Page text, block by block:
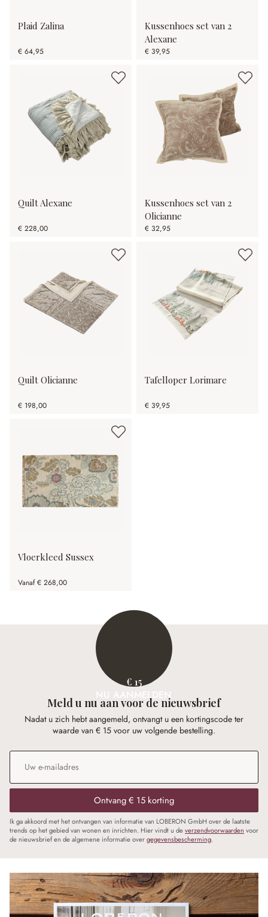
Plaid Zalina
€ 64,95
Kussenhoes set van 2
Alexane
€ 39,95
Quilt Alexane
€ 228,00
Kussenhoes set van 2
Olicianne
€ 32,95
Quilt Olicianne
€ 198,00
Tafelloper Lorimare
€ 39,95
Vloerkleed Sussex
Vanaf € 268,00
€ 15
NU AANMELDEN
Meld u nu aan voor de nieuwsbrief
Nadat u zich hebt aangemeld, ontvangt u een kortingscode ter
waarde van € 15 voor uw volgende bestelling.
E-mailadres
Ontvang € 15 korting
Ik ga akkoord met het ontvangen van informatie van LOBERON GmbH over de laatste
trends op het gebied van wonen en inrichten. Hier vindt u deverzendvoorwaarden voor
de nieuwsbrief en de algemene informatie overgegevensbescherming.